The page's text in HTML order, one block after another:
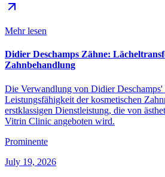
Mehr lesen
Didier Deschamps Zähne:
Zahnbehandlung
Die Verwandlung von Didier
Leistungsfähigkeit der kosmetischen
erstklassigen Dienstleistung, die von
Vitrin Clinic angeboten wird.
Prominente
July 19, 2026